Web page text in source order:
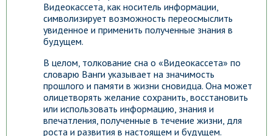
Видеокассета, как носитель информации,
символизирует возможность переосмыслить
увиденное и применить полученные знания в
будущем.
В целом, толкование сна о «Видеокассета» по
словарю Ванги указывает на значимость
прошлого и памяти в жизни сновидца. Она может
олицетворять желание сохранить, восстановить
или использовать информацию, знания и
впечатления, полученные в течение жизни, для
роста и развития в настоящем и будущем.